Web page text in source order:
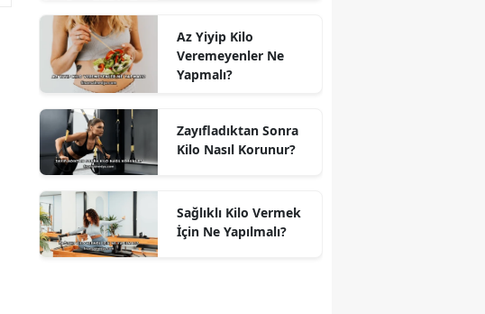
Az Yiyip Kilo
Veremeyenler Ne
Yapmalı?
Zayıfladıktan Sonra
Kilo Nasıl Korunur?
Sağlıklı Kilo Vermek
İçin Ne Yapılmalı?